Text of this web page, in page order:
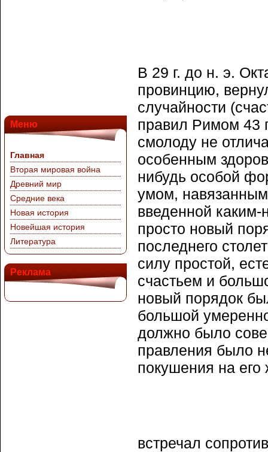
Меню
Главная
Вторая мировая война
Древний мир
Средние века
Новая история
Новейшая история
Литература
Реклама
В 29 г. до н. э.
провинцию,
случайности
правил Римом 43
смолоду не
особенным
нибудь особой
умом,
введенной каким-
просто новый
последнего
силу простой,
счастьем и
новый порядок
большой
должно было
правления было
покушения на
встречал